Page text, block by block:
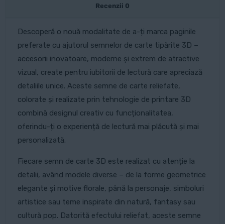
Recenzii 0
Descoperă o nouă modalitate de a-ți marca paginile
preferate cu ajutorul semnelor de carte tipărite 3D –
accesorii inovatoare, moderne și extrem de atractive
vizual, create pentru iubitorii de lectură care apreciază
detaliile unice. Aceste semne de carte reliefate,
colorate și realizate prin tehnologie de printare 3D
combină designul creativ cu funcționalitatea,
oferindu-ți o experiență de lectură mai plăcută și mai
personalizată.
Fiecare semn de carte 3D este realizat cu atenție la
detalii, având modele diverse – de la forme geometrice
elegante și motive florale, până la personaje, simboluri
artistice sau teme inspirate din natură, fantasy sau
cultură pop. Datorită efectului reliefat, aceste semne